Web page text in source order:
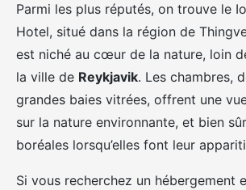
Parmi les plus réputés, on trouve le
Hotel, situé dans la région de
est niché au cœur de la nature, loin
la ville de Reykjavik. Les chambres,
grandes baies vitrées, offrent une
sur la nature environnante, et bien
boréales lorsqu’elles font leur
Si vous recherchez un hébergement